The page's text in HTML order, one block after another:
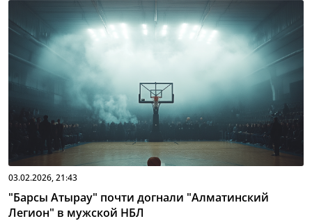
03.02.2026, 21:43
"Барсы Атырау" почти догнали "Алматинский
Легион" в мужской НБЛ